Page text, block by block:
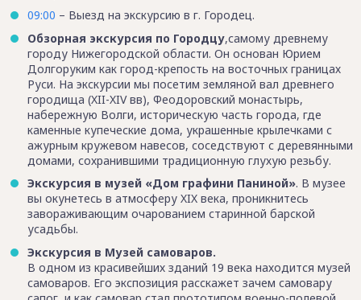
09:00 – Выезд на экскурсию в г. Городец.
Обзорная экскурсия по Городцу,самому древнему
городу Нижегородской области. Он основан Юрием
Долгоруким как город-крепость на восточных границах
Руси. На экскурсии мы посетим земляной вал древнего
городища (XII-XIV вв), Феодоровский монастырь,
набережную Волги, историческую часть города, где
каменные купеческие дома, украшенные крылечками с
ажурным кружевом навесов, соседствуют с деревянными
домами, сохранившими традиционную глухую резьбу.
Экскурсия в музей «Дом графини Паниной». В музее
вы окунетесь в атмосферу XIX века, проникнитесь
завораживающим очарованием старинной барской
усадьбы.
Экскурсия в Музей самоваров.
В одном из красивейших зданий 19 века находится музей
самоваров. Его экспозиция расскажет зачем самовару